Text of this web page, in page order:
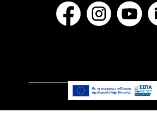
LEIFHEIT 41650 Καθαριστής Τζαμιών και
Καμπίνας Ντουζ